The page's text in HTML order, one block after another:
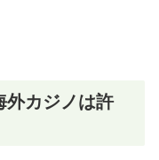
外カジノは許